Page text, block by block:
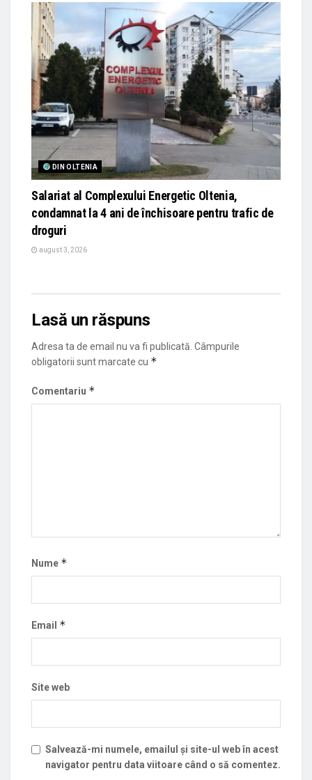
DIN OLTENIA
Salariat al Complexului Energetic Oltenia,
condamnat la 4 ani de închisoare pentru trafic de
droguri
august 3, 2026
Lasă un răspuns
Adresa ta de email nu va fi publicată. Câmpurile
obligatorii sunt marcate cu *
Comentariu *
Nume *
Email *
Site web
Salvează-mi numele, emailul și site-ul web în acest
navigator pentru data viitoare când o să comentez.